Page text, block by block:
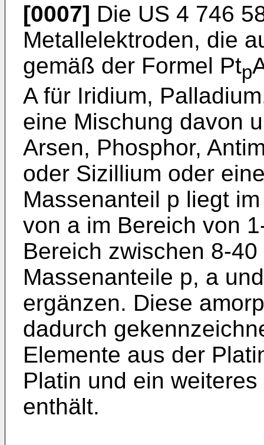
[0007] Die US 4 746
Metallelektroden, die
gemäß der Formel Ptp
A für Iridium,
eine Mischung davon
Arsen, Phosphor,
oder Sizillium oder
Massenanteil p liegt
von a im Bereich von
Bereich zwischen 8-
Massenanteile p, a
ergänzen. Diese
dadurch
Elemente aus der
Platin und ein
enthält.